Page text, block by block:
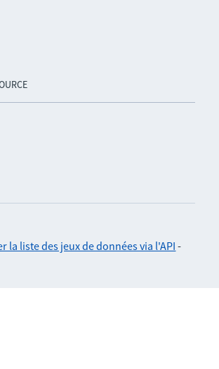
la liste des jeux de données via l'API -